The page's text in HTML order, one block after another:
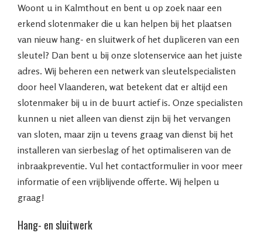
Woont u in Kalmthout en bent u op zoek naar een
erkend slotenmaker die u kan helpen bij het plaatsen
van nieuw hang- en sluitwerk of het dupliceren van een
sleutel? Dan bent u bij onze slotenservice aan het juiste
adres. Wij beheren een netwerk van sleutelspecialisten
door heel Vlaanderen, wat betekent dat er altijd een
slotenmaker bij u in de buurt actief is. Onze specialisten
kunnen u niet alleen van dienst zijn bij het vervangen
van sloten, maar zijn u tevens graag van dienst bij het
installeren van sierbeslag of het optimaliseren van de
inbraakpreventie. Vul het contactformulier in voor meer
informatie of een vrijblijvende offerte. Wij helpen u
graag!
Hang- en sluitwerk